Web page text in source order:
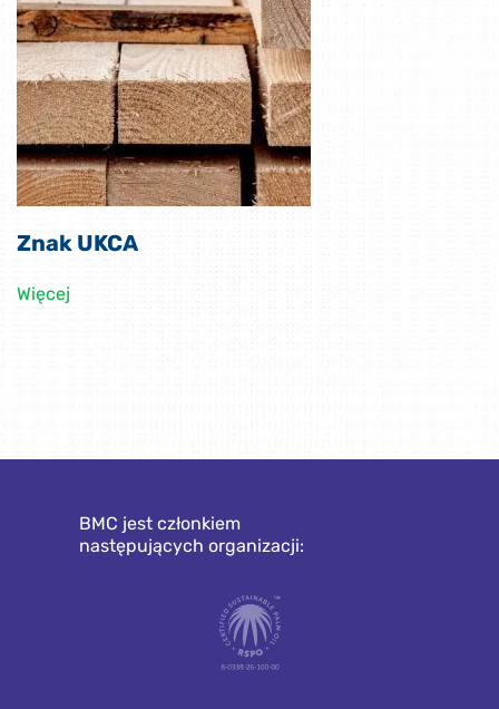
Znak UKCA
Więcej
BMC jest członkiem
następujących organizacji: